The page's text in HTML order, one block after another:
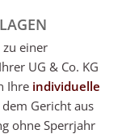
einer
UG & Co. KG
Ihre individuelle
Gericht aus
ohne Sperrjahr